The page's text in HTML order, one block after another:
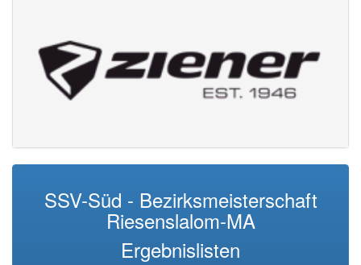
SSV-Süd - Bezirksmeisterschaft
Riesenslalom-MA
Ergebnislisten